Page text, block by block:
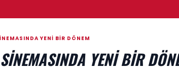
YENI BIR DÖNEM
YENI BIR